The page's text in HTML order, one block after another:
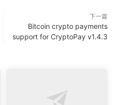
下一篇
Bitcoin crypto payments
support for CryptoPay v1.4.3